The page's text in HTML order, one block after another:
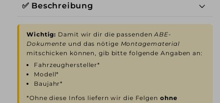
✅ Beschreibung
Wichtig: Damit wir dir die passendenABE-
Dokumente und das nötige Montagematerial
mitschicken können, gib bitte folgende Angaben an:
Fahrzeughersteller*
Modell*
Baujahr*
*Ohne diese Infos liefern wir die Felgen ohne